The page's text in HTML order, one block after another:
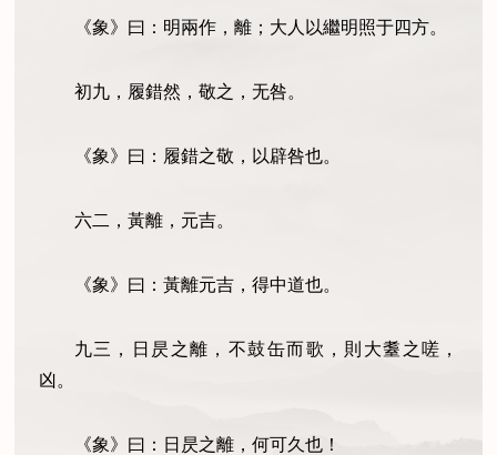
《象》曰：明兩作，離；大人以繼明照于四方。
初九，履錯然，敬之，无咎。
《象》曰：履錯之敬，以辟咎也。
六二，黃離，元吉。
《象》曰：黃離元吉，得中道也。
九三，日昃之離，不鼓缶而歌，則大耋之嗟，
凶。
《象》曰：日昃之離，何可久也！